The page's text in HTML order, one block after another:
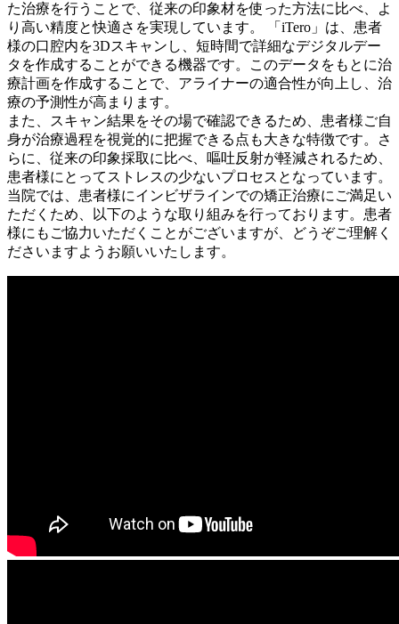
た治療を行うことで、従来の印象材を使った方法に比べ、よ
り高い精度と快適さを実現しています。 「iTero」は、患者
様の口腔内を3Dスキャンし、短時間で詳細なデジタルデー
タを作成することができる機器です。このデータをもとに治
療計画を作成することで、アライナーの適合性が向上し、治
療の予測性が高まります。
また、スキャン結果をその場で確認できるため、患者様ご自
身が治療過程を視覚的に把握できる点も大きな特徴です。さ
らに、従来の印象採取に比べ、嘔吐反射が軽減されるため、
患者様にとってストレスの少ないプロセスとなっています。
当院では、患者様にインビザラインでの矯正治療にご満足い
ただくため、以下のような取り組みを行っております。患者
様にもご協力いただくことがございますが、どうぞご理解く
ださいますようお願いいたします。